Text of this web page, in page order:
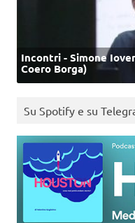
Incontri - Simone
Coero Borga)
Su Spotify e su